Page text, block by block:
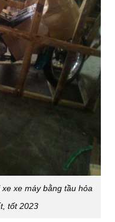
xe máy bằng tầu hỏa
tốt 2023